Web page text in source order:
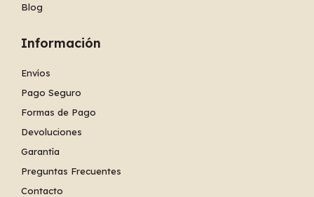
Blog
Información
Envíos
Pago Seguro
Formas de Pago
Devoluciones
Garantía
Preguntas Frecuentes
Contacto